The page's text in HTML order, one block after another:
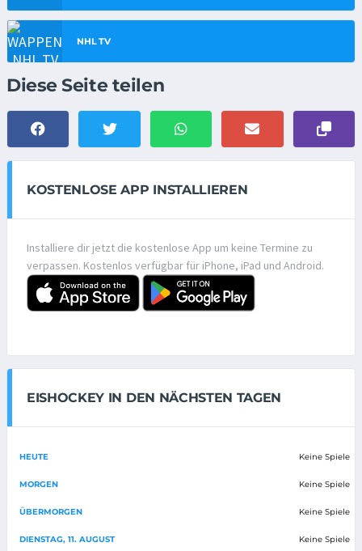
NHL TV
Diese Seite teilen
KOSTENLOSE APP INSTALLIEREN
Installiere dir jetzt die kostenlose App um keine Termine zu
verpassen. Kostenlos verfügbar für iPhone, iPad und Android.
EISHOCKEY IN DEN NÄCHSTEN TAGEN
HEUTE Keine Spiele
MORGEN Keine Spiele
ÜBERMORGEN Keine Spiele
DIENSTAG, 11. AUGUST Keine Spiele